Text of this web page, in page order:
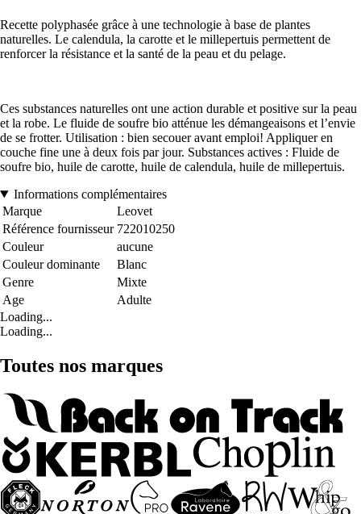
Recette polyphasée grâce à une technologie à base de plantes
naturelles. Le calendula, la carotte et le millepertuis permettent de
renforcer la résistance et la santé de la peau et du pelage.
Ces substances naturelles ont une action durable et positive sur la peau
et la robe. Le fluide de soufre bio atténue les démangeaisons et l’envie
de se frotter. Utilisation : bien secouer avant emploi! Appliquer en
couche fine une à deux fois par jour. Substances actives : Fluide de
soufre bio, huile de carotte, huile de calendula, huile de millepertuis.
Informations complémentaires
Marque
Leovet
Référence fournisseur 722010250
Couleur
aucune
Couleur dominante
Blanc
Genre
Mixte
Age
Adulte
Loading...
Loading...
Toutes nos marques